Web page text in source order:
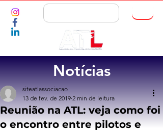
Notícias
Reunião na ATL: veja como foi
o encontro entre pilotos e
siteatlassociacao
13 de fev. de 2019 2 min de leitura